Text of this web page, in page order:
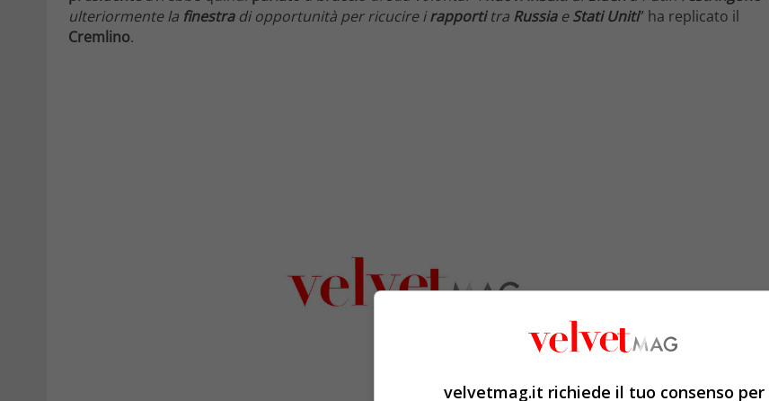
ulteriormente la finestradi opportunità per ricucire irapportitra RussiaeStati Uniti” ha replicato il
Cremlino.
velvetmag.it richiede il tuo consenso per